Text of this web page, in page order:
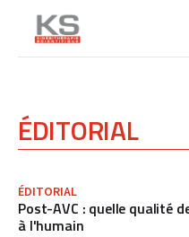
ÉDITORIAL
ÉDITORIAL
Post-AVC : quelle qualité
à l'humain